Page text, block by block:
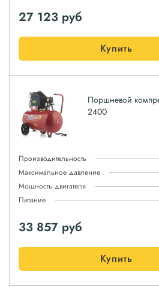
27 123 руб
Купить
Поршневой
2400
Производительность
Максимальное давление
Мощность двигателя
Питание
33 857 руб
Купить